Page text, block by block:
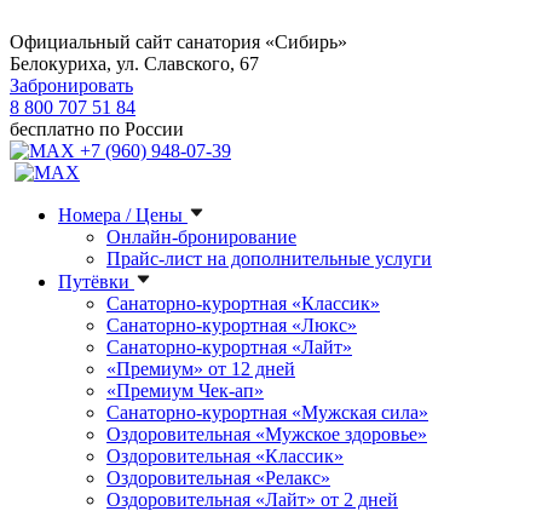
Официальный сайт санатория «Сибирь»
Белокуриха, ул. Славского, 67
Забронировать
8 800 707 51 84
бесплатно по России
+7 (960) 948-07-39
Номера / Цены
Онлайн-бронирование
Прайс-лист на дополнительные услуги
Путёвки
Санаторно-курортная «Классик»
Санаторно-курортная «Люкс»
Санаторно-курортная «Лайт»
«Премиум» от 12 дней
«Премиум Чек-ап»
Санаторно-курортная «Мужская сила»
Оздоровительная «Мужское здоровье»
Оздоровительная «Классик»
Оздоровительная «Релакс»
Оздоровительная «Лайт» от 2 дней